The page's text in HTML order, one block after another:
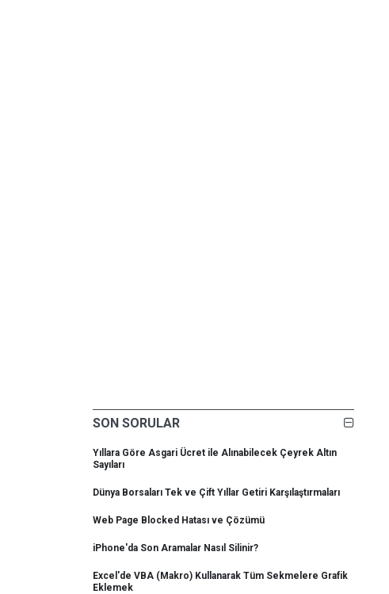
SON SORULAR
Yıllara Göre Asgari Ücret ile Alınabilecek Çeyrek Altın
Sayıları
Dünya Borsaları Tek ve Çift Yıllar Getiri Karşılaştırmaları
Web Page Blocked Hatası ve Çözümü
iPhone'da Son Aramalar Nasıl Silinir?
Excel'de VBA (Makro) Kullanarak Tüm Sekmelere Grafik
Eklemek